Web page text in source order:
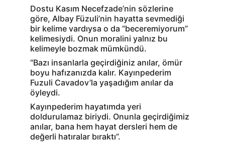
Dostu Kasım Necefzade’nin sözlerine
göre, Albay Füzuli’nin hayatta sevmediği
bir kelime vardıysa o da “beceremiyorum”
kelimesiydi. Onun moralini yalnız bu
kelimeyle bozmak mümkündü.
“Bazı insanlarla geçirdiğiniz anılar, ömür
boyu hafızanızda kalır. Kayınpederim
Fuzuli Cavadov’la yaşadığım anılar da
öyleydi.
Kayınpederim hayatımda yeri
doldurulamaz biriydi. Onunla geçirdiğimiz
anılar, bana hem hayat dersleri hem de
değerli hatıralar bıraktı”.